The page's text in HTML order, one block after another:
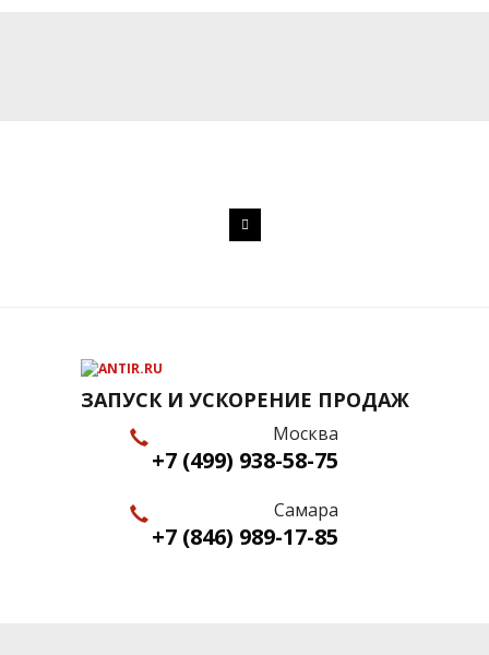
ЗАПУСК И УСКОРЕНИЕ ПРОДАЖ
Москва
+7 (499) 938-58-75
Самара
+7 (846) 989-17-85